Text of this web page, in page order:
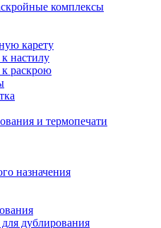
комплексы
карету
настилу
раскрою
и термопечати
назначения
дублирования